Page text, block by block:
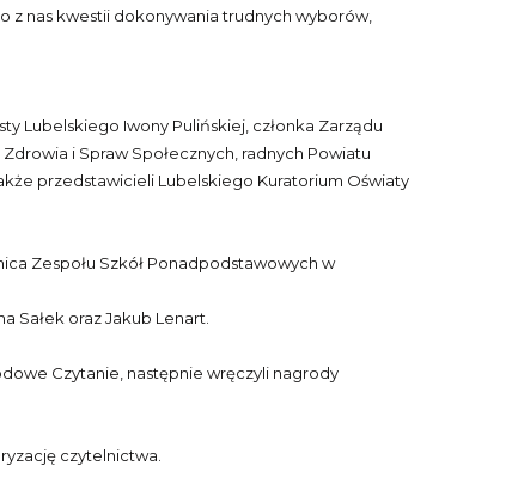
nas kwestii dokonywania trudnych wyborów,
Lubelskiego Iwony Pulińskiej, członka Zarządu
i Spraw Społecznych, radnych Powiatu
przedstawicieli Lubelskiego Kuratorium Oświaty
Zespołu Szkół Ponadpodstawowych w
Sałek oraz Jakub Lenart.
Czytanie, następnie wręczyli nagrody
czytelnictwa.